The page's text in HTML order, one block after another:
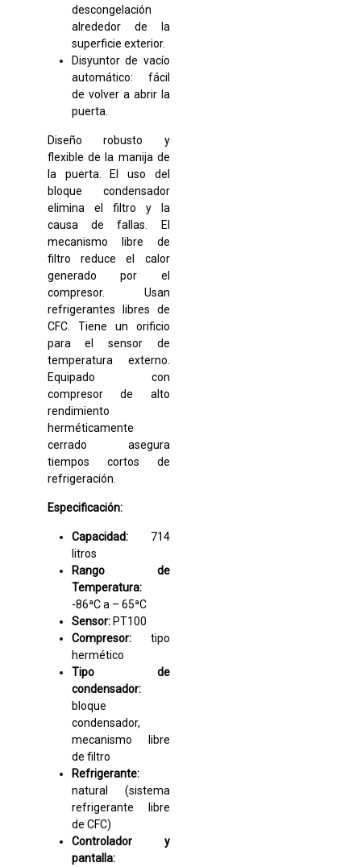
descongelación
alrededor de la
superficie exterior.
Disyuntor de vacío
automático: fácil
de volver a abrir la
puerta.
Diseño robusto y
flexible de la manija de
la puerta. El uso del
bloque condensador
elimina el filtro y la
causa de fallas. El
mecanismo libre de
filtro reduce el calor
generado por el
compresor. Usan
refrigerantes libres de
CFC. Tiene un orificio
para el sensor de
temperatura externo.
Equipado con
compresor de alto
rendimiento
herméticamente
cerrado asegura
tiempos cortos de
refrigeración.
Especificación:
Capacidad:714
litros
Rango de
Temperatura:
-86ªC a – 65ªC
Sensor:PT100
Compresor:tipo
hermético
Tipo de
condensador:
bloque
condensador,
mecanismo libre
de filtro
Refrigerante:
natural (sistema
refrigerante libre
de CFC)
Controlador y
pantalla: